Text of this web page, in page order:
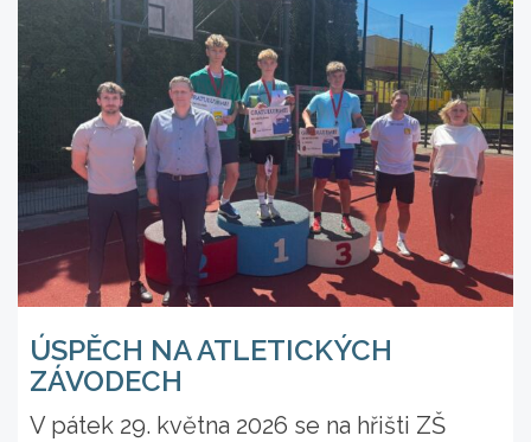
ÚSPĚCH NA ATLETICKÝCH
ZÁVODECH
V pátek 29. května 2026 se na hřišti ZŠ